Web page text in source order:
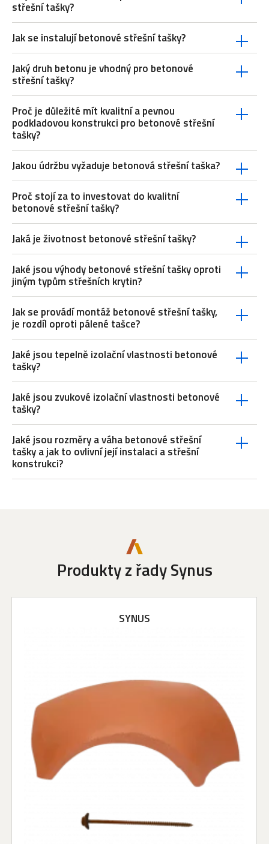
střešní tašky?
Jak se instalují betonové střešní tašky?
Jaký druh betonu je vhodný pro betonové
střešní tašky?
Proč je důležité mít kvalitní a pevnou
podkladovou konstrukci pro betonové střešní
tašky?
Jakou údržbu vyžaduje betonová střešní taška?
Proč stojí za to investovat do kvalitní
betonové střešní tašky?
Jaká je životnost betonové střešní tašky?
Jaké jsou výhody betonové střešní tašky oproti
jiným typům střešních krytin?
Jak se provádí montáž betonové střešní tašky,
je rozdíl oproti pálené tašce?
Jaké jsou tepelně izolační vlastnosti betonové
tašky?
Jaké jsou zvukové izolační vlastnosti betonové
tašky?
Jaké jsou rozměry a váha betonové střešní
tašky a jak to ovlivní její instalaci a střešní
konstrukci?
Produkty z řady Synus
SYNUS